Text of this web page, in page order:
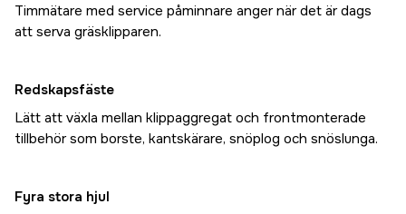
Timmätare med service påminnare anger när det är dags
att serva gräsklipparen.
Redskapsfäste
Lätt att växla mellan klippaggregat och frontmonterade
tillbehör som borste, kantskärare, snöplog och snöslunga.
Fyra stora hjul